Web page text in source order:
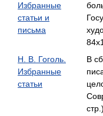
Избранные
статьи и
письма
Н. В. Гоголь.
Избранные
статьи
В
стр.)